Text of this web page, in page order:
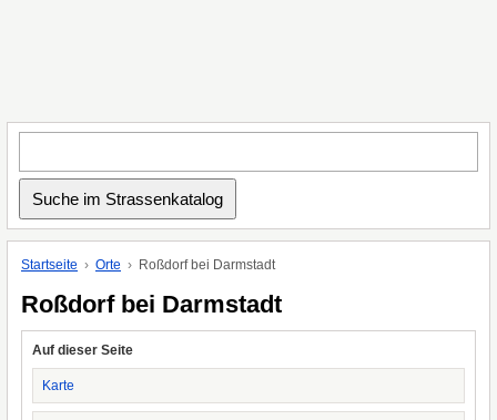
Startseite Orte Roßdorf bei Darmstadt
Roßdorf bei Darmstadt
Auf dieser Seite
Karte